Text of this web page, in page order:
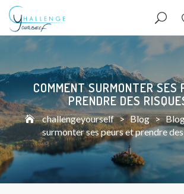
COMMENT SURMONTER SES
PRENDRE DES
challengeyourself > Blog >
surmonter ses peurs et prendre